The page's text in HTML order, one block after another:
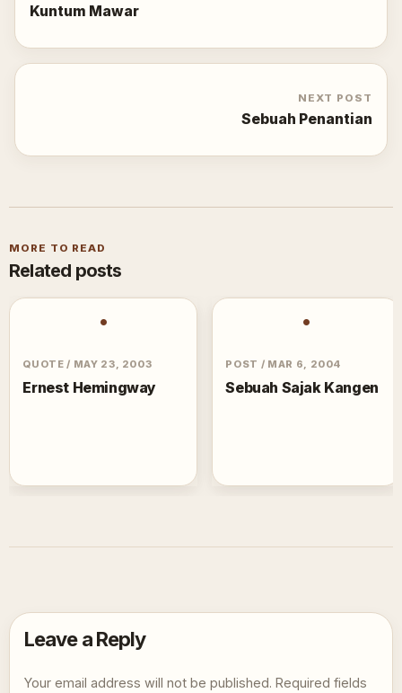
Kuntum Mawar
NEXT POST
Sebuah Penantian
MORE TO READ
Related posts
•
QUOTE/ MAY 23, 2003
Ernest Hemingway
•
POST / MAR 6, 2004
Sebuah Sajak Kangen
Leave a Reply
Your email address will not be published. Required fields